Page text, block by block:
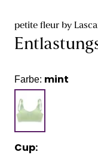
petite fleur by
Farbe: mint
Cup: